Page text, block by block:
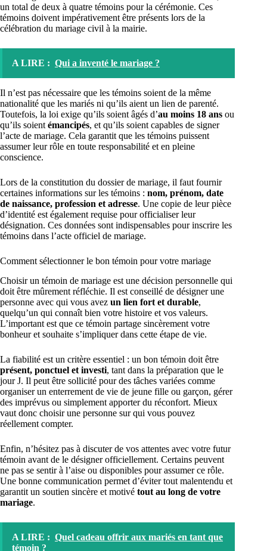
un total de deux à quatre témoins pour la cérémonie. Ces
témoins doivent impérativement être présents lors de la
célébration du mariage civil à la mairie.
A LIRE : Qui a inventé le mariage ?
Il n’est pas nécessaire que les témoins soient de la même
nationalité que les mariés ni qu’ils aient un lien de parenté.
Toutefois, la loi exige qu’ils soient âgés d’au moins 18 ans ou
qu’ils soient émancipés, et qu’ils soient capables de signer
l’acte de mariage. Cela garantit que les témoins puissent
assumer leur rôle en toute responsabilité et en pleine
conscience.
Lors de la constitution du dossier de mariage, il faut fournir
certaines informations sur les témoins : nom, prénom, date
de naissance, profession et adresse. Une copie de leur pièce
d’identité est également requise pour officialiser leur
désignation. Ces données sont indispensables pour inscrire les
témoins dans l’acte officiel de mariage.
Comment sélectionner le bon témoin pour votre mariage
Choisir un témoin de mariage est une décision personnelle qui
doit être mûrement réfléchie. Il est conseillé de désigner une
personne avec qui vous avez un lien fort et durable,
quelqu’un qui connaît bien votre histoire et vos valeurs.
L’important est que ce témoin partage sincèrement votre
bonheur et souhaite s’impliquer dans cette étape de vie.
La fiabilité est un critère essentiel : un bon témoin doit être
présent, ponctuel et investi, tant dans la préparation que le
jour J. Il peut être sollicité pour des tâches variées comme
organiser un enterrement de vie de jeune fille ou garçon, gérer
des imprévus ou simplement apporter du réconfort. Mieux
vaut donc choisir une personne sur qui vous pouvez
réellement compter.
Enfin, n’hésitez pas à discuter de vos attentes avec votre futur
témoin avant de le désigner officiellement. Certains peuvent
ne pas se sentir à l’aise ou disponibles pour assumer ce rôle.
Une bonne communication permet d’éviter tout malentendu et
garantit un soutien sincère et motivé tout au long de votre
mariage.
A LIRE : Quel cadeau offrir aux mariés en tant que
témoin ?